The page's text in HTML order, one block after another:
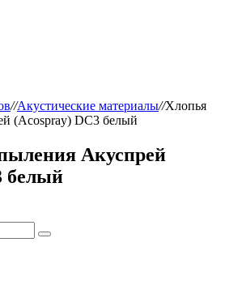
//Акустические материалы//Хлопья
(Acospray) DC3 белый
Акуспрей
белый